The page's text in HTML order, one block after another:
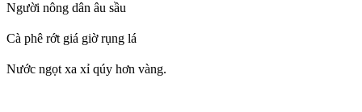
Người nông dân âu sầu
Cà phê rớt giá giờ rụng lá
Nước ngọt xa xỉ qúy hơn vàng.